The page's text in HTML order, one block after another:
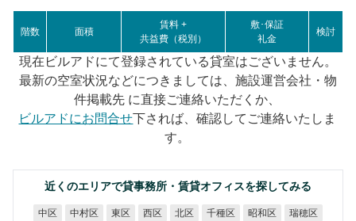
階数 面積
賃料 +
共益費（税別）
敷･保証
礼金
検討
現在ビルアドにて登録されている貸室はございません。
最新の空室状況などにつきましては、施設運営会社・物
件掲載先 に直接ご連絡いただくか、
ビルアドにお問合せ下されば、確認してご連絡いたしま
す。
近くのエリアで貸事務所・賃貸オフィスを探してみる
中区 中村区 東区 西区 北区 千種区 昭和区 瑞穂区